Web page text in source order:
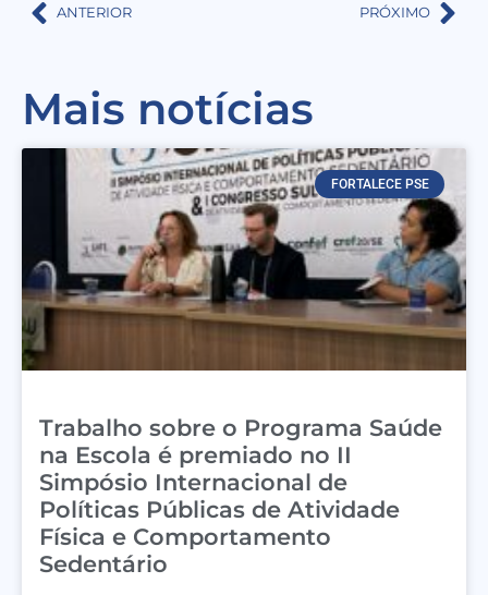
ANTERIOR PRÓXIMO
Mais notícias
FORTALECE PSE
Trabalho sobre o Programa Saúde
na Escola é premiado no II
Simpósio Internacional de
Políticas Públicas de Atividade
Física e Comportamento
Sedentário